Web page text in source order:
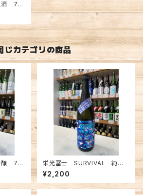
酒 72
じカテゴリの商品
醸 72
栄光冨士 SURVIVAL 純米
大吟醸無濾過生原酒 720ml
¥2,200